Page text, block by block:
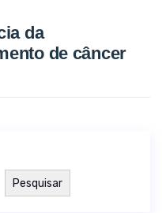
da
de câncer
Pesquisar